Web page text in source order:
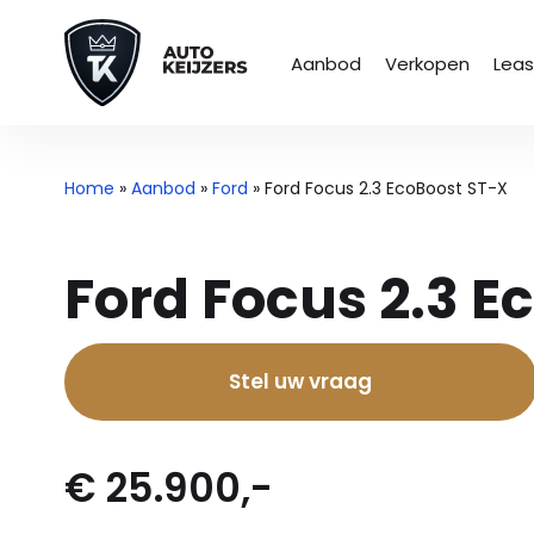
Aanbod Verkopen
Home » Aanbod » Ford » Ford Focus 2.3 EcoBoost ST-X
Ford Focus 2.3
Stel uw vraag
€ 25.900,-